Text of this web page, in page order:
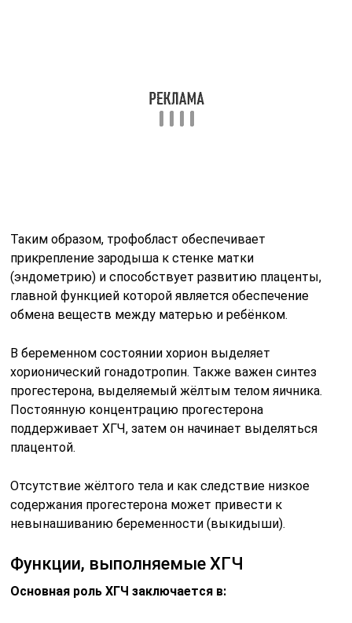
Таким образом, трофобласт обеспечивает
прикрепление зародыша к стенке матки
(эндометрию) и способствует развитию плаценты,
главной функцией которой является обеспечение
обмена веществ между матерью и ребёнком.
В беременном состоянии хорион выделяет
хорионический гонадотропин. Также важен синтез
прогестерона, выделяемый жёлтым телом яичника.
Постоянную концентрацию прогестерона
поддерживает ХГЧ, затем он начинает выделяться
плацентой.
Отсутствие жёлтого тела и как следствие низкое
содержания прогестерона может привести к
невынашиванию беременности (выкидыши).
Функции, выполняемые ХГЧ
Основная роль ХГЧ заключается в: